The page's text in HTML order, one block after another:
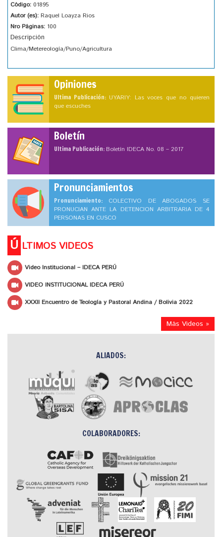
Código: 01895
Autor (es): Raquel Loayza Rios
Nro Páginas: 100
Descripción
Clima/Metereología/Puno/Agricultura
Opiniones
Ultima Publicación: UYARIY: Las voces que no quieren
que escuches
Boletín
Ultima Publicación:Boletín IDECA No. 08 – 2017
Pronunciamientos
Pronunciamiento: COLECTIVO DE ABOGADOS SE
PRONUCIAN ANTE LA DETENCION ARBITRARIA DE 4
PERSONAS EN CUSCO
Ú LTIMOS VIDEOS
Video Institucional – IDECA PERÚ
VIDEO INSTITUCIONAL IDECA PERÚ
XXXII Encuentro de Teología y Pastoral Andina / Bolivia 2022
Más Videos »
ALIADOS:
COLABORADORES: